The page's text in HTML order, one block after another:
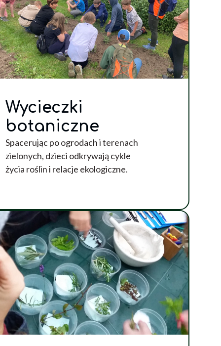
Wycieczki
botaniczne
Spacerując po ogrodach i terenach
zielonych, dzieci odkrywają cykle
życia roślin i relacje ekologiczne.